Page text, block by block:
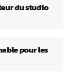
du studio
pour les